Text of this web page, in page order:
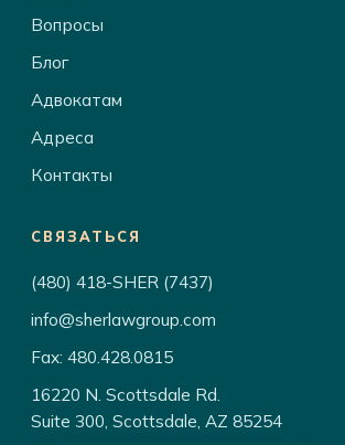
Вопросы
Блог
Адвокатам
Адреса
Контакты
СВЯЗАТЬСЯ
(480) 418-SHER (7437)
info@sherlawgroup.com
Fax: 480.428.0815
16220 N. Scottsdale Rd.
Suite 300, Scottsdale, AZ 85254